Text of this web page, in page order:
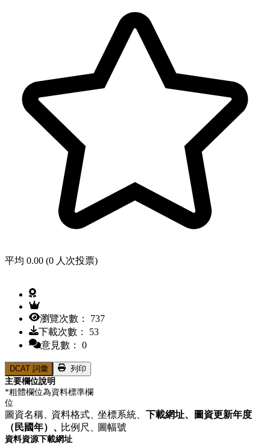
平均 0.00 (0 人次投票)
瀏覽次數： 737
下載次數： 53
意見數： 0
DCAT 詞彙
列印
主要欄位說明
*粗體欄位為資料標準欄
位
圖資名稱、資料格式、坐標系統、 下載網址、
圖資更新年度
（民國年）、比例尺、圖幅號
資料資源下載網址